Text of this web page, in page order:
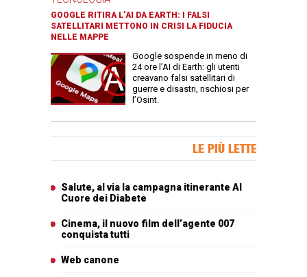
GOOGLE RITIRA L’AI DA EARTH: I FALSI
SATELLITARI METTONO IN CRISI LA FIDUCIA
NELLE MAPPE
Google sospende in meno di
24 ore l’AI di Earth: gli utenti
creavano falsi satellitari di
guerre e disastri, rischiosi per
l’Osint.
LE PIÙ LETTE
Salute, al via la campagna itinerante Al
Cuore dei Diabete
Cinema, il nuovo film dell’agente 007
conquista tutti
Web canone